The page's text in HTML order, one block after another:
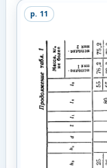
p. 11